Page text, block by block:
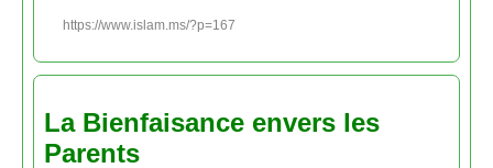
https://www.islam.ms/?p=167
La Bienfaisance envers les
Parents